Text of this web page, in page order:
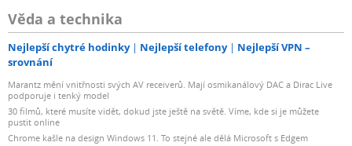
Věda a technika
Nejlepší chytré hodinky Nejlepší telefony
Nejlepší VPN –
srovnání
Marantz mění vnitřnosti svých AV receiverů. Mají osmikanálový DAC a Dirac Live
podporuje i tenký model
30 filmů, které musíte vidět, dokud jste ještě na světě. Víme, kde si je můžete
pustit online
Chrome kašle na design Windows 11. To stejné ale dělá Microsoft s Edgem